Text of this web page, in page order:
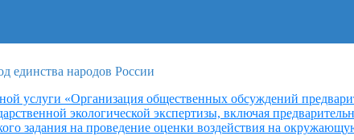
услуги «Организация общественных обсуждений
экологической экспертизы, включая
задания на проведение оценки воздействия на